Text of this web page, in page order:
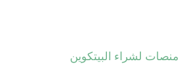
7 منصات لشراء البيتكوين